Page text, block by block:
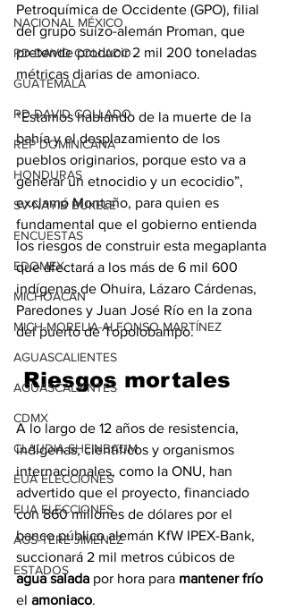
NACIONAL MÉXICO
RD-DAVID COLLADO
GUATEMALA
RD-DAVID COLLADO
REP DOMINICANA
HONDURAS
SV-NAYIB BUKELE
ENCUESTAS
EDOMEX
MICHOACÁN
MICH-MORELIA-ALFONSO MARTÍNEZ
AGUASCALIENTES
AGUASCALIENTES
CDMX
CLAUDIA SHEINBAUM
EUA ELECCIONES
EUA ELECCIONES
AGS-TERE JIMÉNEZ
ESTADOS
Petroquímica de Occidente (GPO), filial
del grupo suizo-alemán Proman, que
pretende producir 2 mil 200 toneladas
métricas diarias de amoniaco.
“Estamos hablando de la muerte de la
bahía y el desplazamiento de los
pueblos originarios, porque esto va a
generar un etnocidio y un ecocidio”,
exclamó Montaño, para quien es
fundamental que el gobierno entienda
los riesgos de construir esta megaplanta
que afectará a los más de 6 mil 600
indígenas de Ohuira, Lázaro Cárdenas,
Paredones y Juan José Río en la zona
del puerto de Topolobampo.
Riesgos mortales
A lo largo de 12 años de resistencia,
indígenas, científicos y organismos
internacionales, como la ONU, han
advertido que el proyecto, financiado
con 860 millones de dólares por el
banco público alemán KfW IPEX-Bank,
succionará 2 mil metros cúbicos de
agua salada por hora para mantener frío
el amoniaco.